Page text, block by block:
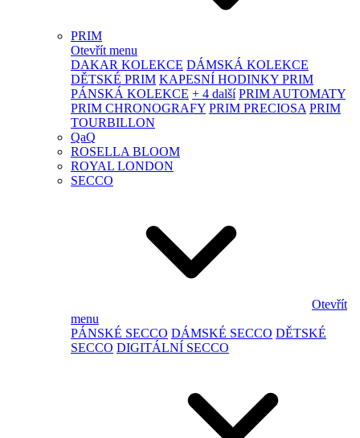
PRIM
Otevřít menu
DAKAR KOLEKCE DÁMSKÁ KOLEKCE
DĚTSKÉ PRIM KAPESNÍ HODINKY PRIM
PÁNSKÁ KOLEKCE + 4 další PRIM AUTOMATY
PRIM CHRONOGRAFY PRIM PRECIOSA PRIM
TOURBILLON
QaQ
ROSELLA BLOOM
ROYAL LONDON
SECCO
Otevřít
menu
PÁNSKÉ SECCO DÁMSKÉ SECCO DĚTSKÉ
SECCO DIGITÁLNÍ SECCO